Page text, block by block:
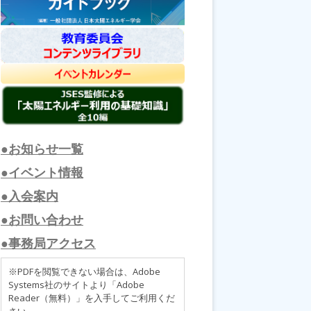
●お知らせ一覧
●イベント情報
●入会案内
●お問い合わせ
●事務局アクセス
※PDFを閲覧できない場合は、Adobe
Systems社のサイトより「Adobe
Reader（無料）」を入手してご利用くだ